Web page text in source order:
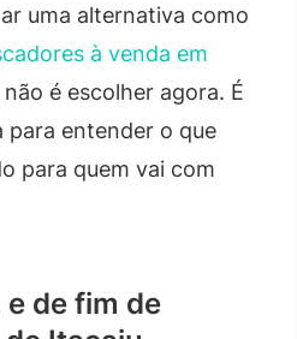
uma alternativa como
à venda em
é escolher agora. É
para entender o que
para quem vai com
e de fim de